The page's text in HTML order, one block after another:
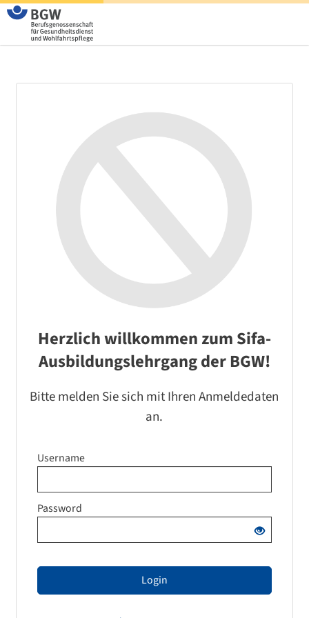
Herzlich willkommen zum Sifa-
Ausbildungslehrgang der BGW!
Bitte melden Sie sich mit Ihren Anmeldedaten
an.
Username
Password
Login